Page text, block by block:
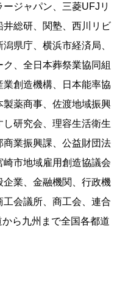
ジャパン、三菱UFJリ
総研、関塾、西川リビ
県庁、横浜市経済局、
、全日本葬祭業協同組
創造機構、日本能率協
薬商事、佐渡地域振興
研究会、理容生活衛生
商業振興課、公益財団法
崎市地域雇用創造協議会
企業、金融機関、行政機
会議所、商工会、連合
ら九州まで全国各都道